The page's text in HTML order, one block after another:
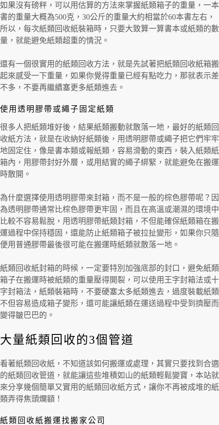
如果沒有磅秤，可以用估算的方法來掌握紙類箱子的重量，一本
書的重量大概為500克，30公斤的重量大約相當於60本書左右，
所以，每次紙類回收紙裝箱時，只要大致算一算書本或紙類的數
量，就能避免紙類超重的情況。
還有一個很實用的紙類回收方法，就是先試著把紙類回收紙箱搬
起來感受一下重量，如果你覺得重量已經有點吃力，那就表示差
不多，不要再繼續塞更多紙類進去。
使用透明膠帶或繩子固定紙類
很多人把紙類堆好後，結果紙類搬動就散落一地，最好的紙類回
收紙方法，就是在收納好紙類後，用透明膠帶或繩子把它們牢牢
地固定住，像是書本類或報紙類，容易滑動的東西，裝入紙類紙
箱內，用膠帶封好外層，或用結實的繩子綁緊，就能避免在搬運
時散開。
為什麼選擇使用透明膠帶來封箱，而不是一般的棕色膠帶呢？因
為透明膠帶通常比棕色膠帶更牢固，而且在高溫或潮濕的環境中
比較不容易鬆脫，用透明膠帶紙類封箱，不但能確保紙類箱在搬
運過程中保持穩固，還能防止紙類箱子被拉扯變形，如果你只隨
便用普通膠帶最後很可能在搬運時紙類就散落一地。
紙類回收紙封箱的時候，一定要特別加強底部的封口，避免紙類
箱子在搬運時被紙類的重量壓得開裂，可以使用王字封箱法或十
字封箱法，紙類裝箱時，不要硬塞太多紙類進去，過度裝載紙類
不但容易造成箱子變形，還可能讓紙類在運送過程中受到擠壓而
變得皺巴巴的。
大量紙類回收的3個管道
看著紙類回收紙，不知道該如何搬運或處理，其實只要找到合適
的紙類回收管道，就能讓這些堆積如山的紙類輕鬆變寶，本站就
來分享幾個簡單又實用的紙類回收紙方式，讓你不再被成堆的紙
類弄得焦頭爛額！
紙類回收紙搬運找搬家公司